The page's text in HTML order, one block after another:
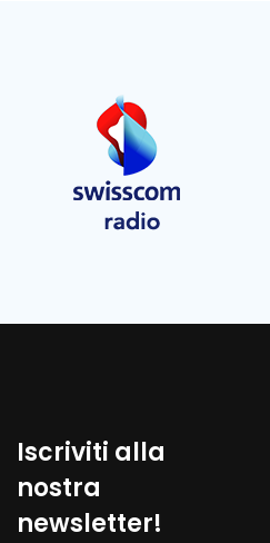
Iscriviti alla
nostra
newsletter!